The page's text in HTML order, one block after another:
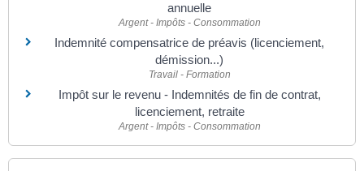
annuelle
Argent - Impôts - Consommation
Indemnité compensatrice de préavis (licenciement,
démission...)
Travail - Formation
Impôt sur le revenu - Indemnités de fin de contrat,
licenciement, retraite
Argent - Impôts - Consommation